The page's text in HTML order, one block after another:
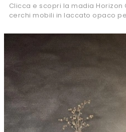
Clicca e scopri la madia Horizon
cerchi mobili in laccato opaco